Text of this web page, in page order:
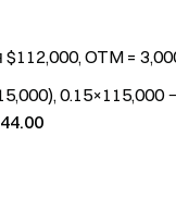
OTM =
0.15×115,000